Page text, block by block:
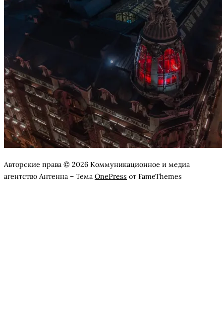
Авторские права © 2026 Коммуникационное и медиа
агентство Антенна – Тема OnePress от FameThemes